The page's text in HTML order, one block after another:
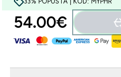
54.00€‎